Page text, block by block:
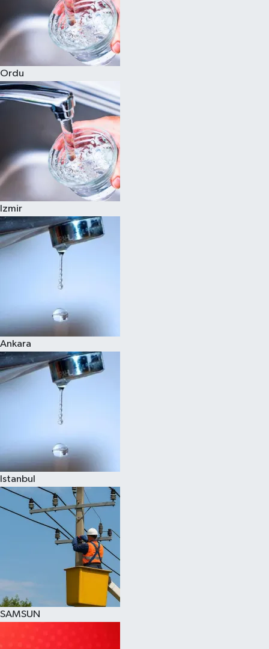
Ordu
Izmir
Ankara
Istanbul
SAMSUN